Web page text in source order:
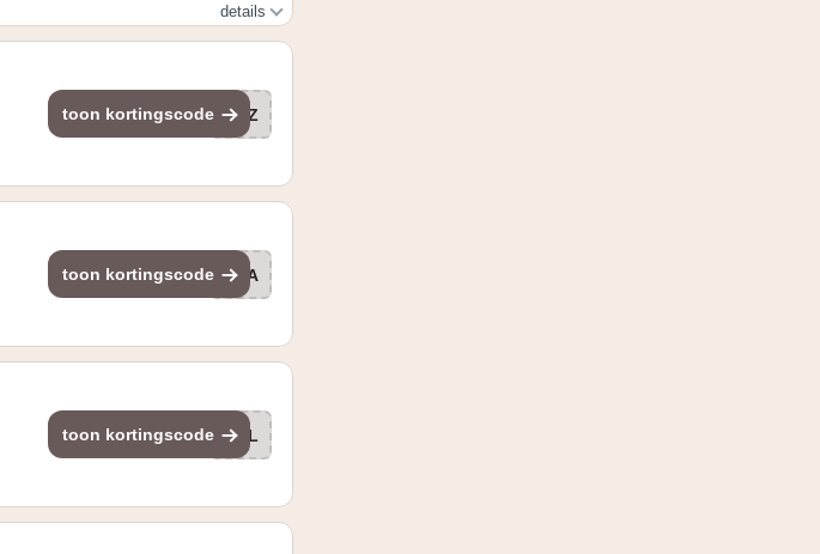
details
toon kortingscode PAZ
toon kortingscode TRA
toon kortingscode WEL